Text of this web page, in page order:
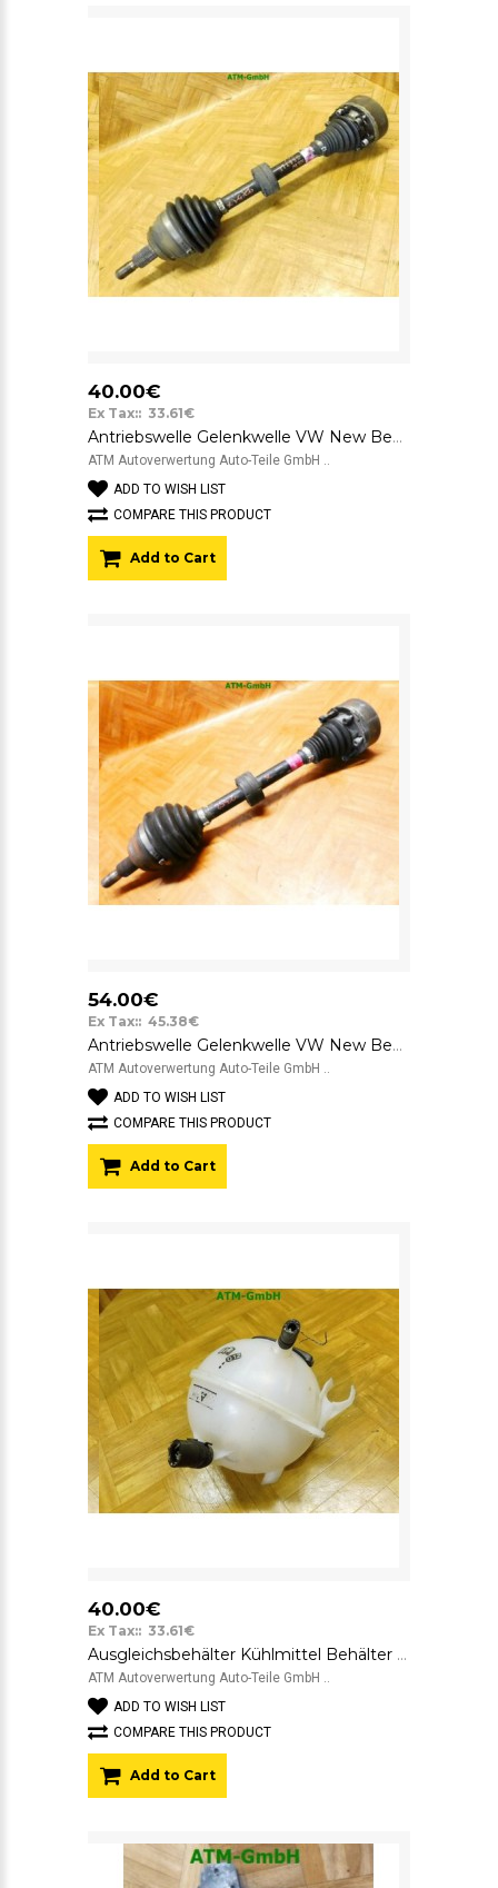
40.00€
Ex Tax:: 33.61€
Antriebswelle Gelenkwelle VW New Beetle links Fahrerseite
ATM Autoverwertung Auto-Teile GmbH ..
ADD TO WISH LIST
COMPARE THIS PRODUCT
Add to Cart
54.00€
Ex Tax:: 45.38€
Antriebswelle Gelenkwelle VW New Beetle links Fahrerseite
ATM Autoverwertung Auto-Teile GmbH ..
ADD TO WISH LIST
COMPARE THIS PRODUCT
Add to Cart
40.00€
Ex Tax:: 33.61€
Ausgleichsbehälter Kühlmittel Behälter VW Käfer Beetle 5C1 5C0121407A
ATM Autoverwertung Auto-Teile GmbH ..
ADD TO WISH LIST
COMPARE THIS PRODUCT
Add to Cart